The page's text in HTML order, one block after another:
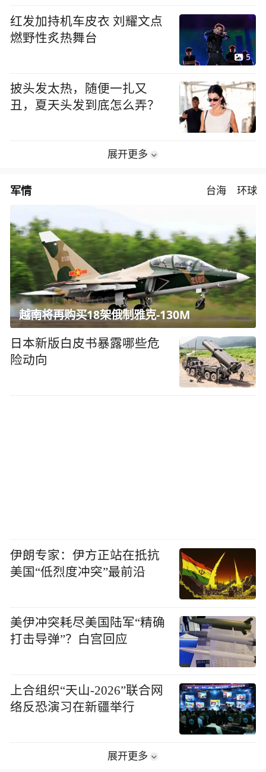
红发加持机车皮衣 刘耀文点
燃野性炙热舞台
5
披头发太热，随便一扎又
丑，夏天头发到底怎么弄？
展开更多
军情 台海 环球
越南将再购买18架俄制雅克-130M
日本新版白皮书暴露哪些危
险动向
伊朗专家：伊方正站在抵抗
美国“低烈度冲突”最前沿
美伊冲突耗尽美国陆军“精确
打击导弹”？白宫回应
上合组织“天山-2026”联合网
络反恐演习在新疆举行
展开更多